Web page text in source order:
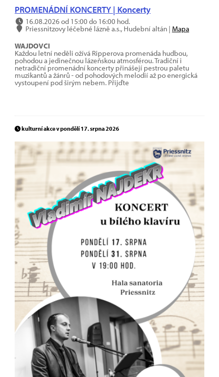
PROMENÁDNÍ KONCERTY | Koncerty
16.08.2026 od 15:00 do 16:00 hod.
Priessnitzovy léčebné lázně a.s., Hudební altán | Mapa
WAJDOVCI
Každou letní neděli ožívá Ripperova promenáda hudbou,
pohodou a jedinečnou lázeňskou atmosférou. Tradiční i
netradiční promenádní koncerty přinášejí pestrou paletu
muzikantů a žánrů - od pohodových melodií až po energická
vystoupení pod širým nebem. Přijďte
kulturní akce v pondělí 17. srpna 2026